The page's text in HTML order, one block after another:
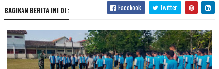
BAGIKAN BERITA INI DI : Facebook Twitter